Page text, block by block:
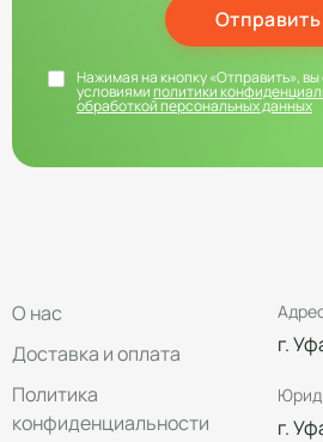
Отправить
Нажимая на кнопку «Отправить»,
условиямиполитики
обработкой персональных данных
О нас
Доставка и оплата
Политика
конфиденциальности
г.
г.